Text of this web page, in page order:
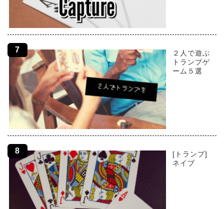
２人で遊ぶ
トランプゲ
ーム５選
[トランプ]
ネイブ